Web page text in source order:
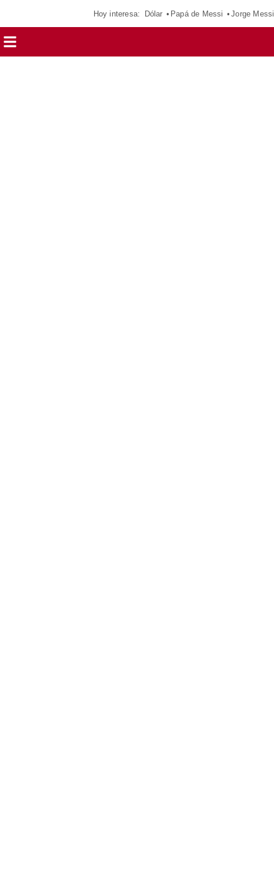
Hoy interesa: Dólar Papá de Messi Jorge Messi